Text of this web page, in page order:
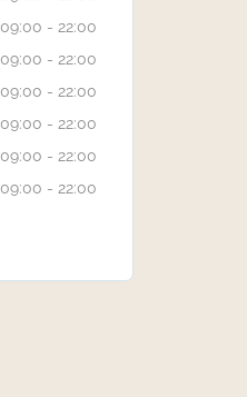
09:00 - 22:00
09:00 - 22:00
09:00 - 22:00
09:00 - 22:00
09:00 - 22:00
09:00 - 22:00